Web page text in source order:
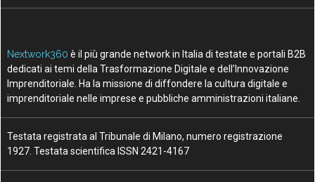
Nextwork360 è il più grande network in Italia di testate e portali B2B
dedicati ai temi della Trasformazione Digitale e dell’Innovazione
Imprenditoriale. Ha la missione di diffondere la cultura digitale e
imprenditoriale nelle imprese e pubbliche amministrazioni italiane.
Testata registrata al Tribunale di Milano, numero registrazione
1927. Testata scientifica ISSN 2421-4167